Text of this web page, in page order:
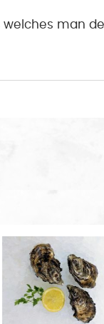
welches man